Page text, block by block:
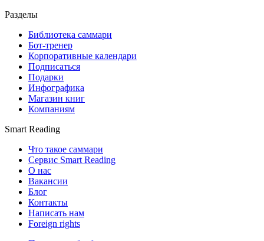
Разделы
Библиотека саммари
Бот-тренер
Корпоративные календари
Подписаться
Подарки
Инфографика
Магазин книг
Компаниям
Smart Reading
Что такое саммари
Сервис Smart Reading
О нас
Вакансии
Блог
Контакты
Написать нам
Foreign rights